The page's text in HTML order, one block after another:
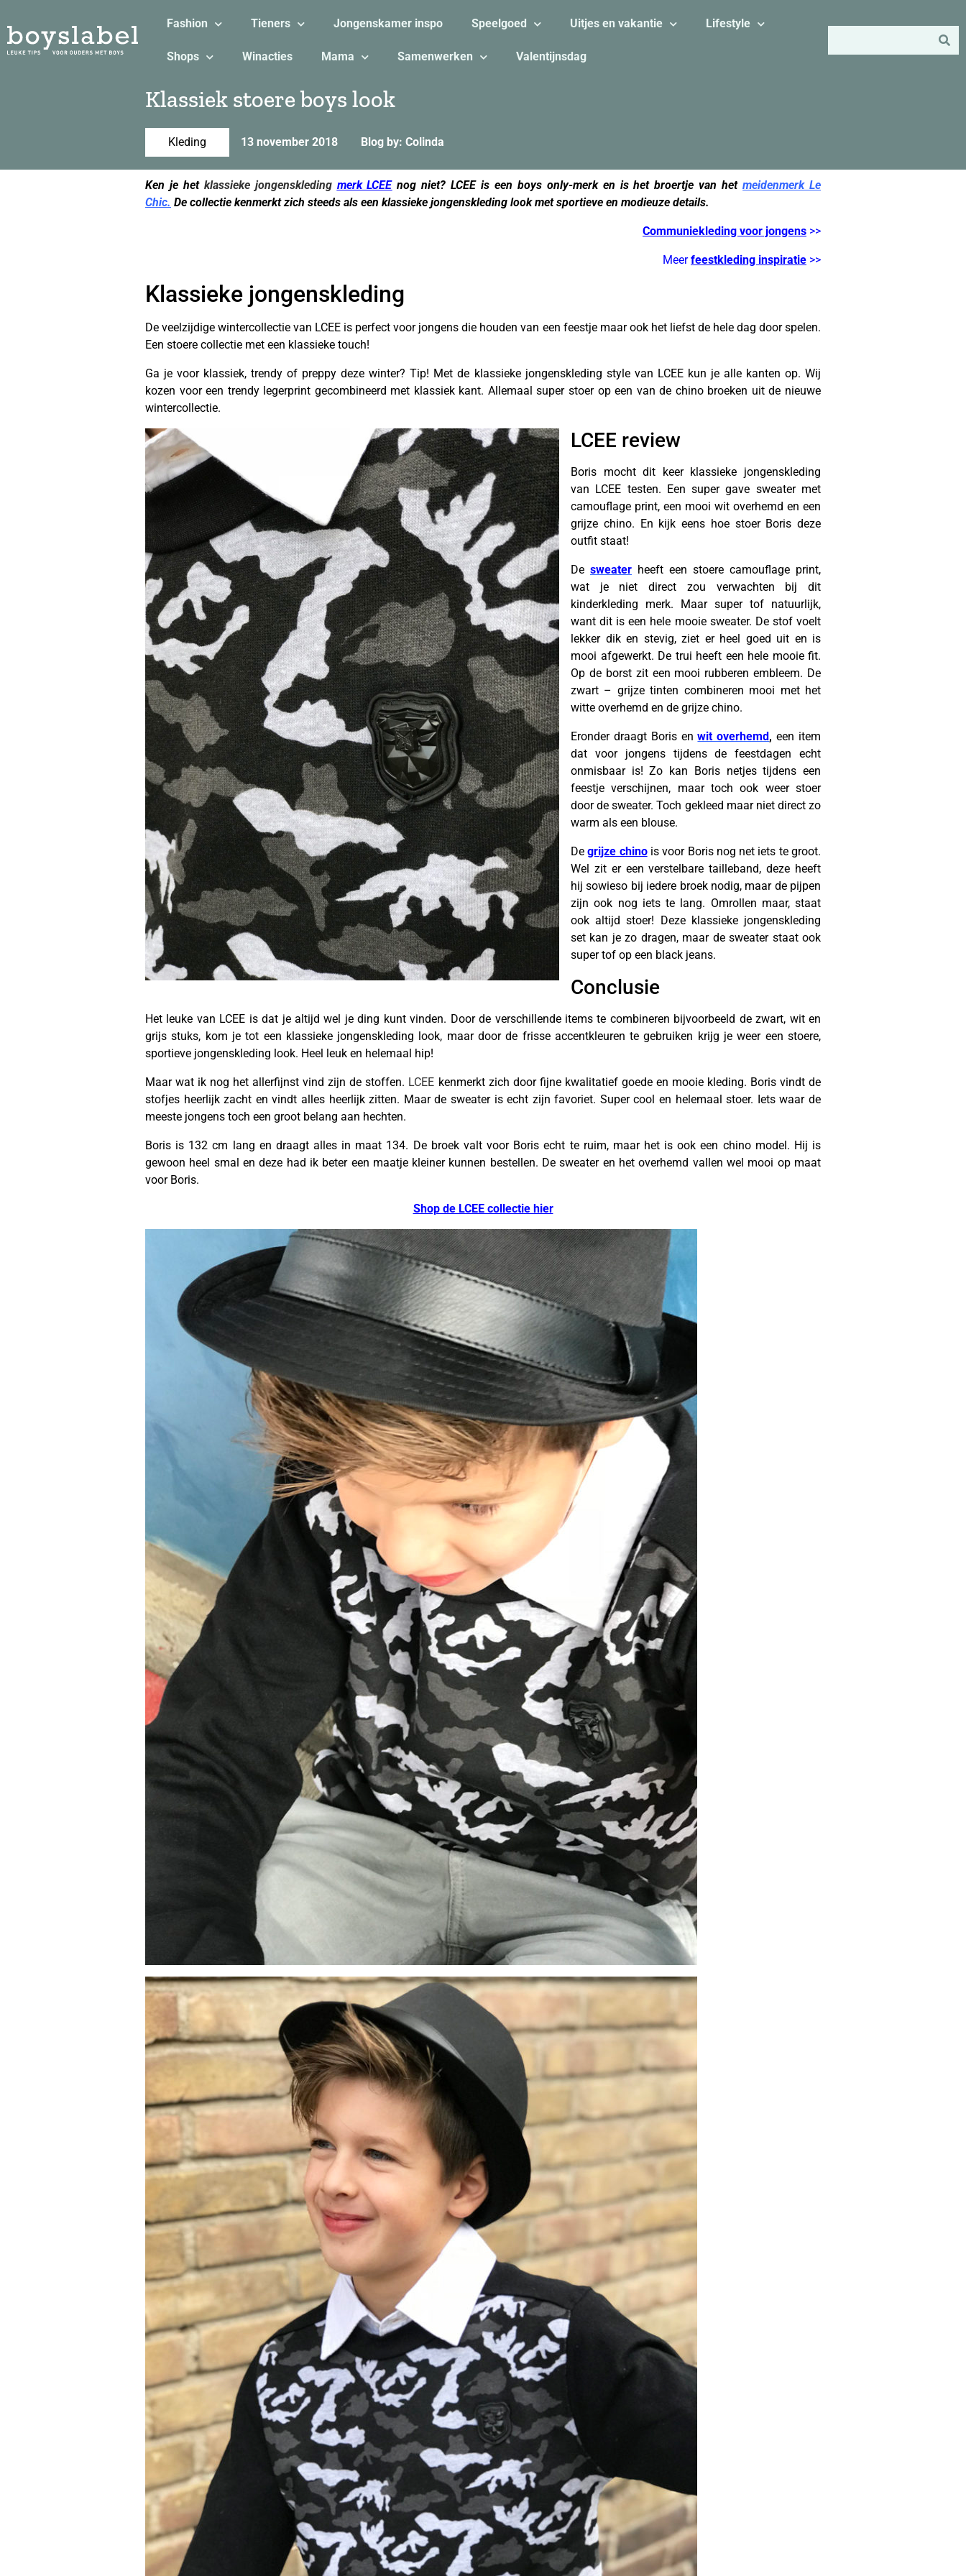
Fashion Tieners Jongenskamer inspo Speelgoed Uitjes en vakantie Lifestyle
Shops Winacties Mama Samenwerken Valentijnsdag
Klassiek stoere boys look
Kleding 13 november 2018 Blog by: Colinda
Ken je hetklassieke jongenskleding merk LCEEnog niet? LCEE is een boys only-merk en is het broertje van hetmeidenmerk Le
Chic. De collectie kenmerkt zich steeds als een klassieke jongenskleding look met sportieve en modieuze details.
Communiekleding voor jongens >>
Meerfeestkleding inspiratie >>
Klassieke jongenskleding
De veelzijdige wintercollectie van LCEE is perfect voor jongens die houden van een feestje maar ook het liefst de hele dag door spelen.
Een stoere collectie met een klassieke touch!
Ga je voor klassiek, trendy of preppy deze winter? Tip! Met de klassieke jongenskleding style van LCEE kun je alle kanten op. Wij
kozen voor een trendy legerprint gecombineerd met klassiek kant. Allemaal super stoer op een van de chino broeken uit de nieuwe
wintercollectie.
LCEE review
Boris mocht dit keer klassieke jongenskleding
van LCEE testen. Een super gave sweater met
camouflage print, een mooi wit overhemd en een
grijze chino. En kijk eens hoe stoer Boris deze
outfit staat!
De sweater heeft een stoere camouflage print,
wat je niet direct zou verwachten bij dit
kinderkleding merk. Maar super tof natuurlijk,
want dit is een hele mooie sweater. De stof voelt
lekker dik en stevig, ziet er heel goed uit en is
mooi afgewerkt. De trui heeft een hele mooie fit.
Op de borst zit een mooi rubberen embleem. De
zwart – grijze tinten combineren mooi met het
witte overhemd en de grijze chino.
Eronder draagt Boris enwit overhemd, een item
dat voor jongens tijdens de feestdagen echt
onmisbaar is! Zo kan Boris netjes tijdens een
feestje verschijnen, maar toch ook weer stoer
door de sweater. Toch gekleed maar niet direct zo
warm als een blouse.
Degrijze chinois voor Boris nog net iets te groot.
Wel zit er een verstelbare tailleband, deze heeft
hij sowieso bij iedere broek nodig, maar de pijpen
zijn ook nog iets te lang. Omrollen maar, staat
ook altijd stoer! Deze klassieke jongenskleding
set kan je zo dragen, maar de sweater staat ook
super tof op een black jeans.
Conclusie
Het leuke van LCEE is dat je altijd wel je ding kunt vinden. Door de verschillende items te combineren bijvoorbeeld de zwart, wit en
grijs stuks, kom je tot een klassieke jongenskleding look, maar door de frisse accentkleuren te gebruiken krijg je weer een stoere,
sportieve jongenskleding look. Heel leuk en helemaal hip!
Maar wat ik nog het allerfijnst vind zijn de stoffen. LCEE kenmerkt zich door fijne kwalitatief goede en mooie kleding. Boris vindt de
stofjes heerlijk zacht en vindt alles heerlijk zitten. Maar de sweater is echt zijn favoriet. Super cool en helemaal stoer. Iets waar de
meeste jongens toch een groot belang aan hechten.
Boris is 132 cm lang en draagt alles in maat 134. De broek valt voor Boris echt te ruim, maar het is ook een chino model. Hij is
gewoon heel smal en deze had ik beter een maatje kleiner kunnen bestellen. De sweater en het overhemd vallen wel mooi op maat
voor Boris.
Shop de LCEE collectie hier